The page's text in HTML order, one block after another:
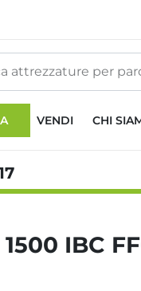
VENDI CHI
IBC